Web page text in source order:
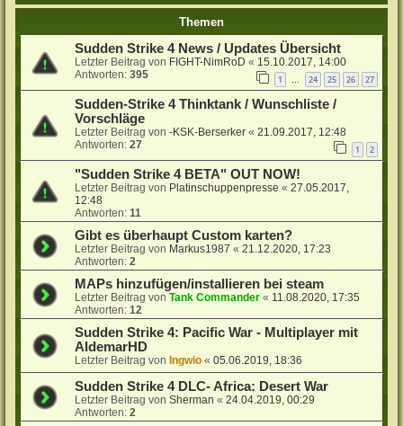
Themen
Sudden Strike 4 News / Updates Übersicht
Letzter Beitrag von FIGHT-NimRoD « 15.10.2017, 14:00
Antworten:395 1 24 25 26 27
Sudden-Strike 4 Thinktank / Wunschliste /
Vorschläge
Letzter Beitrag von-KSK-Berserker «21.09.2017, 12:48
Antworten:27 1 2
"Sudden Strike 4 BETA" OUT NOW!
Letzter Beitrag von Platinschuppenpresse «27.05.2017,
12:48
Antworten:11
Gibt es überhaupt Custom karten?
Letzter Beitrag von Markus1987 «21.12.2020, 17:23
Antworten:2
MAPs hinzufügen/installieren bei steam
Letzter Beitrag vonTank Commander « 11.08.2020, 17:35
Antworten:12
Sudden Strike 4: Pacific War - Multiplayer mit
AldemarHD
Letzter Beitrag vonIngwio «05.06.2019, 18:36
Sudden Strike 4 DLC- Africa: Desert War
Letzter Beitrag vonSherman «24.04.2019, 00:29
Antworten:2